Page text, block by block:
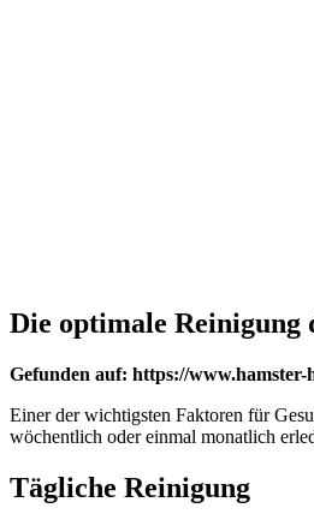
Die optimale Reinigung
Gefunden auf: https://
Einer der wichtigsten Faktoren für
wöchentlich oder einmal monatlich
Tägliche Reinigung